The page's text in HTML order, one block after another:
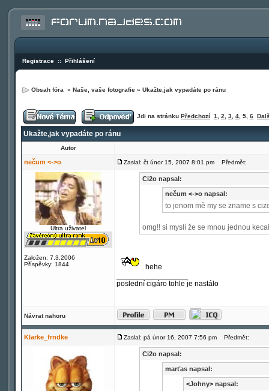
Registrace :: Přihlášení
Obsah fóra » Naše, vaše fotografie » Ukažte,jak vypadáte po ránu
Jdi na stránku Předchozí 1 2 3 4 5 6
Ukažte,jak vypadáte po ránu
Autor
nečum <->o Zaslal: čt únor 15, 2007 8:01 pm Předmět:
Ultra uživatel
Založen: 7.3.2006
Příspěvky: 1844
Ci2o napsal:
nečum <->o napsal:
to jenom mě my se zname s
omg!! si myslí že se mnou jednou
hehe
poslední cigáro tohle je nastálo
Návrat nahoru
Klarke_frndke Zaslal: pá únor 16, 2007 7:56 pm Předmět:
Ci2o napsal:
marťas napsal:
<Johny> napsal: